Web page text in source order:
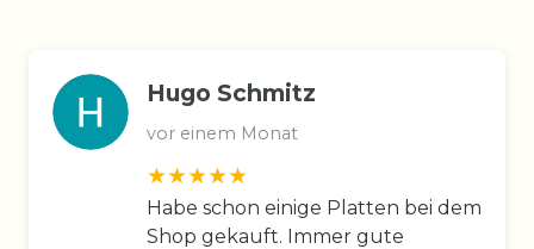
Hugo Schmitz
vor einem Monat
Habe schon einige Platten bei dem
Shop gekauft. Immer gute